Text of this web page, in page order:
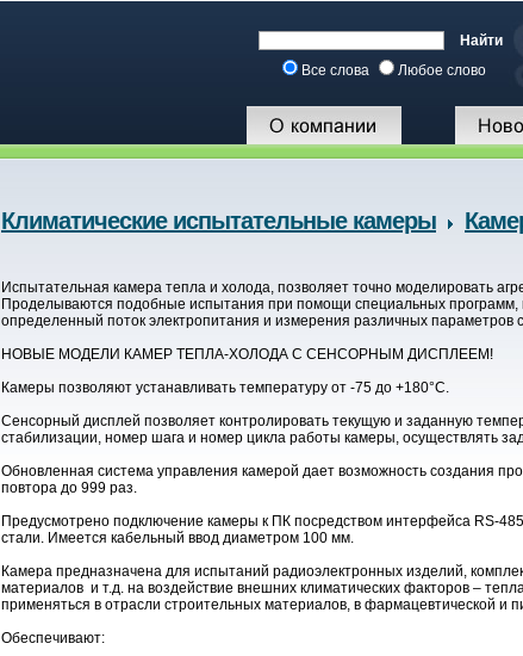
Все слова Любое слово
Климатические испытательные камеры
Испытательная камера тепла и холода, позволяет точно моделировать
Проделываются подобные испытания при помощи специальных программ,
определенный поток электропитания и измерения различных параметров
НОВЫЕ МОДЕЛИ КАМЕР ТЕПЛА-ХОЛОДА С СЕНСОРНЫМ ДИСПЛЕЕМ!
Камеры позволяют устанавливать температуру от -75 до +180°С.
Сенсорный дисплей позволяет контролировать текущую и заданную
стабилизации, номер шага и номер цикла работы камеры, осуществлять
Обновленная система управления камерой дает возможность создания
повтора до 999 раз.
Предусмотрено подключение камеры к ПК посредством интерфейса RS-
стали. Имеется кабельный ввод диаметром 100 мм.
Камера предназначена для испытаний радиоэлектронных изделий,
материалов и т.д. на воздействие внешних климатических факторов –
применяться в отрасли строительных материалов, в фармацевтической
Обеспечивают: